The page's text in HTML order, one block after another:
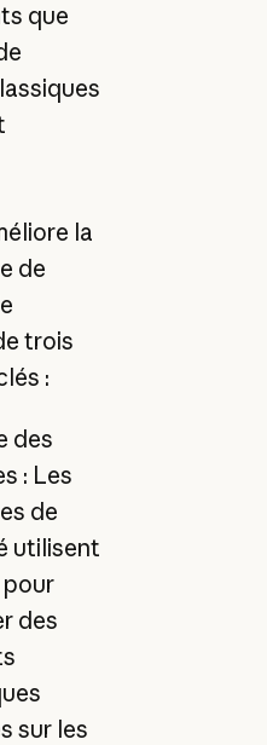
que
la
de
trois
:
des
: Les
de
utilisent
des
sur les